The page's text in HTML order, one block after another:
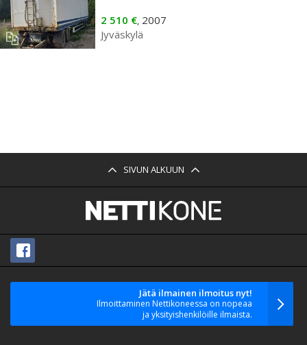
2 510 €, 2007
Jyväskylä
SIVUN ALKUUN
Jätä ilmainen ilmoitus nyt!
Ilmoittaminen Nettikoneessa on nopeaa
ja yksityishenkilöille ilmaista.